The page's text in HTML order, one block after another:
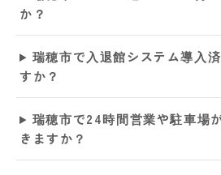
か？
瑞穂市で入退館システム導入
すか？
瑞穂市で24時間営業や駐車場
きますか？